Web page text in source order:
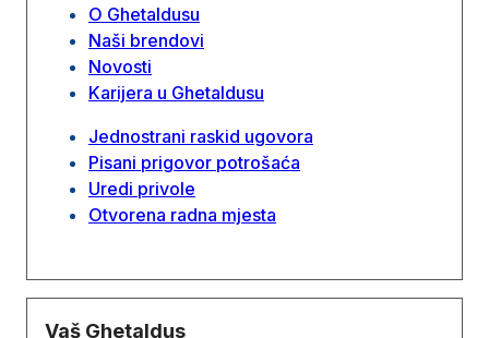
O Ghetaldusu
Naši brendovi
Novosti
Karijera u Ghetaldusu
Jednostrani raskid ugovora
Pisani prigovor potrošaća
Uredi privole
Otvorena radna mjesta
Vaš Ghetaldus